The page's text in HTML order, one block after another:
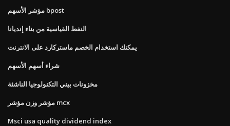
مؤشر الأسهم bpost
النفط القياسية من بناء إنديانا
يمكنك استخدام الخصم ماستركارد على الانترنت
شراء أسهم الأسهم
مخزونات بيني التكنولوجيا الناشئة
مؤشر وزن مؤشر mcx
Msci usa quality dividend index